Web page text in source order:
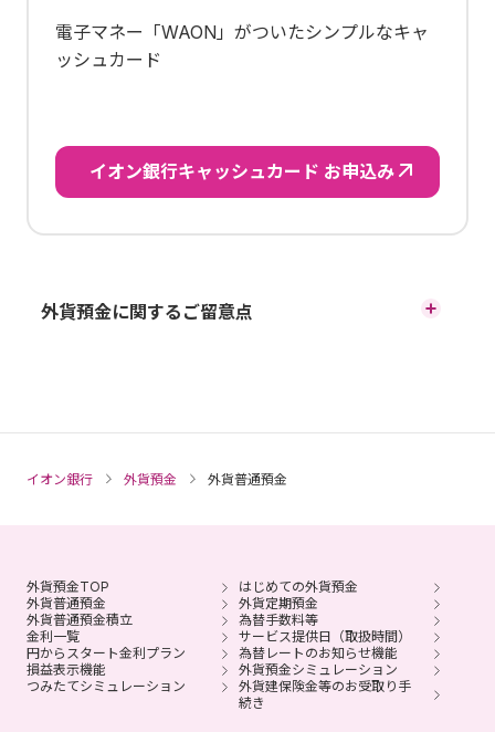
電子マネー「WAON」がついたシンプルなキャ
ッシュカード
イオン銀行キャッシュカード お申込み
外貨預金に関するご留意点
替手数料がかかります。その結果、為替相場に変動がなく
ホームページ、または、店舗に備え付けの商品説明書（契
約締結前交付書面）の内容をご確認のうえ、ご自身の判断
によりご利用ください。
（2026年3月31日現在）
イオン銀行 外貨預金 外貨普通預金
外貨預金TOP
はじめての外貨預金
外貨普通預金
外貨定期預金
外貨普通預金積立
為替手数料等
金利一覧
サービス提供日（取扱時間）
円からスタート金利プラン
為替レートのお知らせ機能
損益表示機能
外貨預金シミュレーション
つみたてシミュレーション
外貨建保険金等のお受取り手
続き